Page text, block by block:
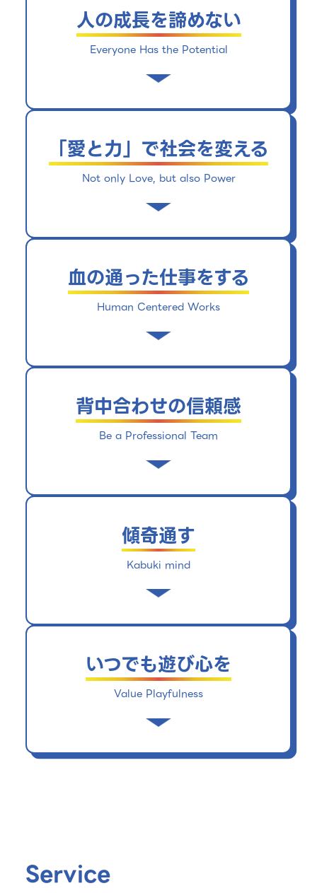
いています。ひいては、それがイキイキと
活力に溢れる日本社会の到来に繋がると信
じています。
人の成長を諦めない
Everyone Has the Potential
わたしたちは、人を才能や能力、今の状態
それを発揮できると確信しています。限ら
れた人達に対してではなく、すべての人々
の可能性を信じて成長のための機会を届け
「愛と力」で社会を変える
Not only Love, but also Power
わたしたちは、理想を描くだけではなく
け大きなギャップがあったとしても。他者
への愛と、それを届けきるための強い力を
もって挑戦し続けます。
血の通った仕事をする
Human Centered Works
わたしたちは、人間らしくあること、自分
ことではありません。「想い」をもって、
これからを生きる人々のための価値を生み
出す仕事を行います。
背中合わせの信頼感
Be a Professional Team
わたしたちは、プロフェッショナルな個
ら生まれるチームワークをもって、それぞ
れが同じ目的を目指し、自分の枠を超え続
傾奇通す
Kabuki mind
わたしたちは、かぶき者のように時代の出
のを追求し続け、熱くなれる経験、わくわ
くと心踊るような体験を生み出します。
いつでも遊び心を
Value Playfulness
わたしたちは、「遊び」が人の自由な可能
の見えない世の中においても、どこかで遊
Service